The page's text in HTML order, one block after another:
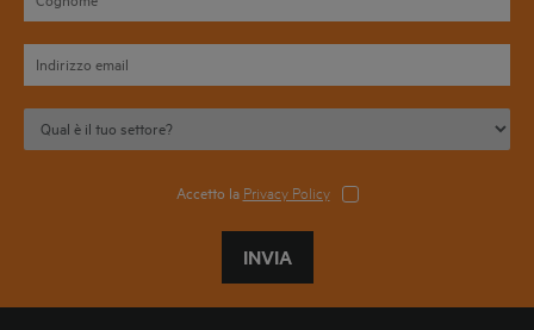
Accetto la Privacy Policy
INVIA